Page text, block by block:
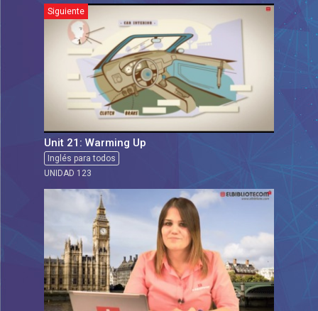
Siguiente
Unit 21: Warming Up
Inglés para todos
UNIDAD 123